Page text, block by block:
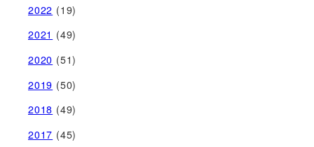
2022 (19)
2021 (49)
2020 (51)
2019 (50)
2018 (49)
2017 (45)